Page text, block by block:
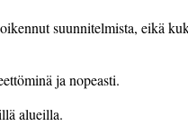
suunnitelmista, eikä
ja nopeasti.
alueilla.